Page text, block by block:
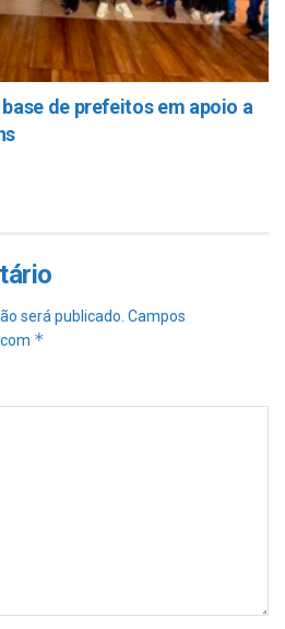
de prefeitos em apoio a
será publicado. Campos
*